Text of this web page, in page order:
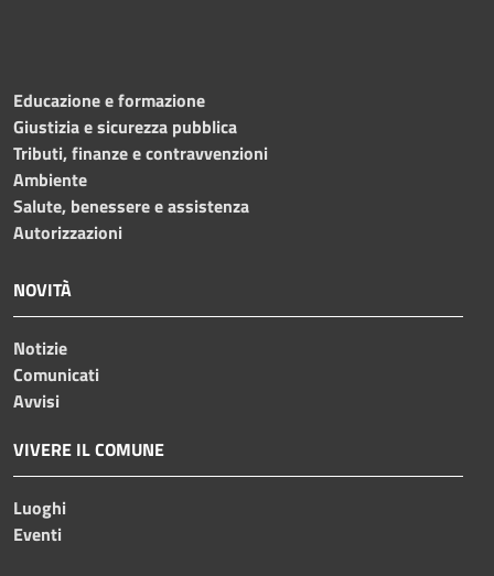
Educazione e formazione
Giustizia e sicurezza pubblica
Tributi, finanze e contravvenzioni
Ambiente
Salute, benessere e assistenza
Autorizzazioni
NOVITÀ
Notizie
Comunicati
Avvisi
VIVERE IL COMUNE
Luoghi
Eventi